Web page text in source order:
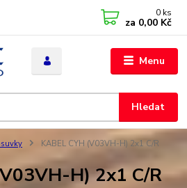
Menu
Hledat
0 ks
za 0,00 Kč
KABEL CYH (V03VH-H) 2x1 C/R
H) 2x1 C/R